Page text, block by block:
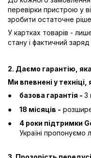
перевірки пристрою у
зробити остаточне
У картках товарів -
стану і фактичний
2. Даємо гарантію,
Ми впевнені у
базова гарантія - 3
18 місяців -
4 роки підтримки
Україні пропонуємо